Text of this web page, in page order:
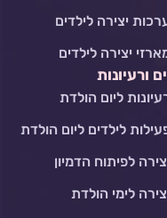
יצירה לילדים
יצירה לילדים
ורעיונות
ליום הולדת
לילדים ליום הולדת
לפיתוח הדמיון
לימי הולדת